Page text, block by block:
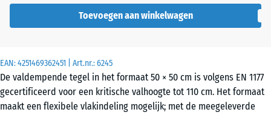
EAN:4251469362451 | Art.nr.:6245
De valdempende tegel in het formaat 50 × 50 cm is volgens EN 1177
gecertificeerd voor een kritische valhoogte tot 110 cm. Het formaat
maakt een flexibele vlakindeling mogelijk; met de meegeleverde
Hemelsblauw
Toevoegen aan winkelwagen